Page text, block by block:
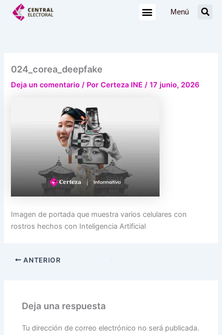
Menú
024_corea_deepfake
Deja un comentario / PorCerteza INE/17 junio, 2026
Imagen de portada que muestra varios celulares con
rostros hechos con Inteligencia Artificial
ANTERIOR
Deja una respuesta
Tu dirección de correo electrónico no será publicada.